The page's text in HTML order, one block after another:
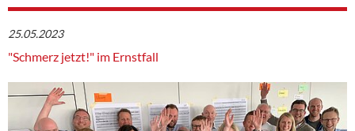
25.05.2023
"Schmerz jetzt!" im Ernstfall